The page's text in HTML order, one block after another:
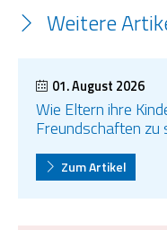
OGS Heinrich-
Kinder im Blick –
Wohngemeinschaft
Kleiderläden
Weitere
01. August 2026
Wie Eltern ihre
Freundschaften zu
Zum Artikel